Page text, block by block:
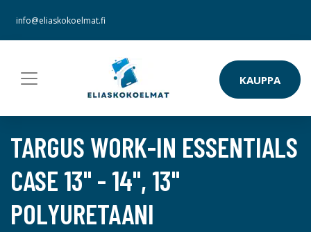
info@eliaskokoelmat.fi
KAUPPA
TARGUS WORK-IN ESSENTIALS
CASE 13" - 14", 13"
POLYURETAANI